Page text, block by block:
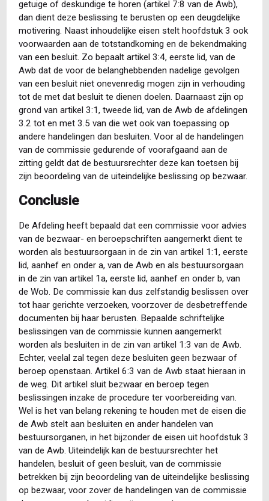
getuige of deskundige te horen (artikel 7:8 van de Awb),
dan dient deze beslissing te berusten op een deugdelijke
motivering. Naast inhoudelijke eisen stelt hoofdstuk 3 ook
voorwaarden aan de totstandkoming en de bekendmaking
van een besluit. Zo bepaalt artikel 3:4, eerste lid, van de
Awb dat de voor de belanghebbenden nadelige gevolgen
van een besluit niet onevenredig mogen zijn in verhouding
tot de met dat besluit te dienen doelen. Daarnaast zijn op
grond van artikel 3:1, tweede lid, van de Awb de afdelingen
3.2 tot en met 3.5 van die wet ook van toepassing op
andere handelingen dan besluiten. Voor al de handelingen
van de commissie gedurende of voorafgaand aan de
zitting geldt dat de bestuursrechter deze kan toetsen bij
zijn beoordeling van de uiteindelijke beslissing op bezwaar.
Conclusie
De Afdeling heeft bepaald dat een commissie voor advies
van de bezwaar- en beroepschriften aangemerkt dient te
worden als bestuursorgaan in de zin van artikel 1:1, eerste
lid, aanhef en onder a, van de Awb en als bestuursorgaan
in de zin van artikel 1a, eerste lid, aanhef en onder b, van
de Wob. De commissie kan dus zelfstandig beslissen over
tot haar gerichte verzoeken, voorzover de desbetreffende
documenten bij haar berusten. Bepaalde schriftelijke
beslissingen van de commissie kunnen aangemerkt
worden als besluiten in de zin van artikel 1:3 van de Awb.
Echter, veelal zal tegen deze besluiten geen bezwaar of
beroep openstaan. Artikel 6:3 van de Awb staat hieraan in
de weg. Dit artikel sluit bezwaar en beroep tegen
beslissingen inzake de procedure ter voorbereiding van.
Wel is het van belang rekening te houden met de eisen die
de Awb stelt aan besluiten en ander handelen van
bestuursorganen, in het bijzonder de eisen uit hoofdstuk 3
van de Awb. Uiteindelijk kan de bestuursrechter het
handelen, besluit of geen besluit, van de commissie
betrekken bij zijn beoordeling van de uiteindelijke beslissing
op bezwaar, voor zover de handelingen van de commissie